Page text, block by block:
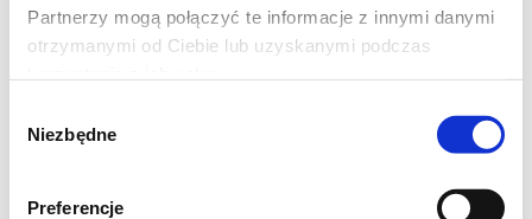
Partnerzy mogą połączyć te informacje z innymi danymi
otrzymanymi od Ciebie lub uzyskanymi podczas
zgody
Niezbędne
Preferencje